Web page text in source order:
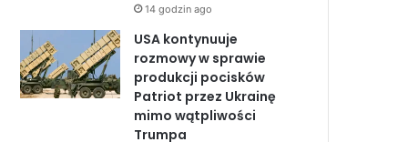
14 godzin ago
USA kontynuuje
rozmowy w sprawie
produkcji pocisków
Patriot przez Ukrainę
mimo wątpliwości
Trumpa